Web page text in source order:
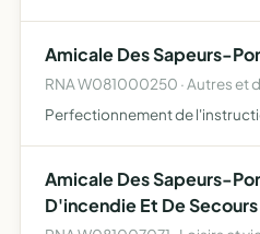
Amicale Des Sapeurs-
RNA W081000250 · Autres et
Perfectionnement de
Amicale Des Sapeurs-
D'incendie Et De